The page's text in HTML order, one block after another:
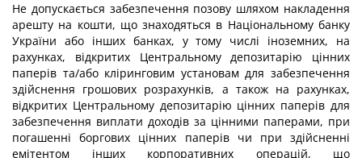
Не допускається забезпечення позову шляхом накладення
арешту на кошти, що знаходяться в Національному банку
України або інших банках, у тому числі іноземних, на
рахунках, відкритих Центральному депозитарію цінних
паперів та/або кліринговим установам для забезпечення
здійснення грошових розрахунків, а також на рахунках,
відкритих Центральному депозитарію цінних паперів для
забезпечення виплати доходів за цінними паперами, при
погашенні боргових цінних паперів чи при здійсненні
емітентом інших корпоративних операцій, що